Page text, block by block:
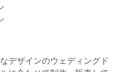
デザインのウェディングド